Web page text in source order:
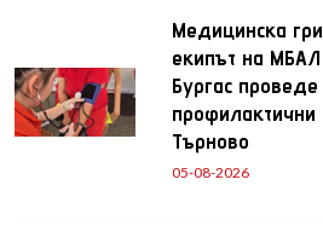
Медицинска
екипът на
Бургас
Търново
05-08-2026